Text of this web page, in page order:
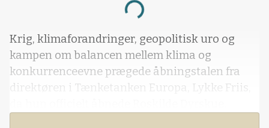
Loading...
Krig, klimaforandringer, geopolitisk uro og
kampen om balancen mellem klima og
konkurrenceevne prægede åbningstalen fra
direktøren i Tænketanken Europa, Lykke Friis,